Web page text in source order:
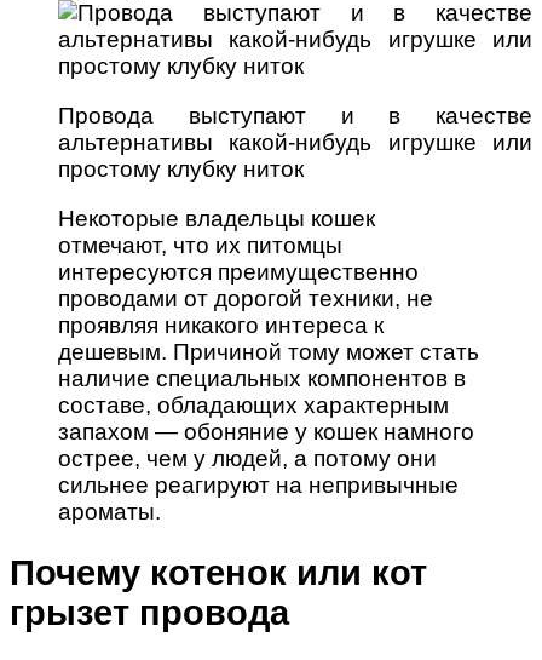
Провода выступают и в качестве
альтернативы какой-нибудь игрушке или
простому клубку ниток
Некоторые владельцы кошек
отмечают, что их питомцы
интересуются преимущественно
проводами от дорогой техники, не
проявляя никакого интереса к
дешевым. Причиной тому может стать
наличие специальных компонентов в
составе, обладающих характерным
запахом — обоняние у кошек намного
острее, чем у людей, а потому они
сильнее реагируют на непривычные
ароматы.
Почему котенок или кот
грызет провода